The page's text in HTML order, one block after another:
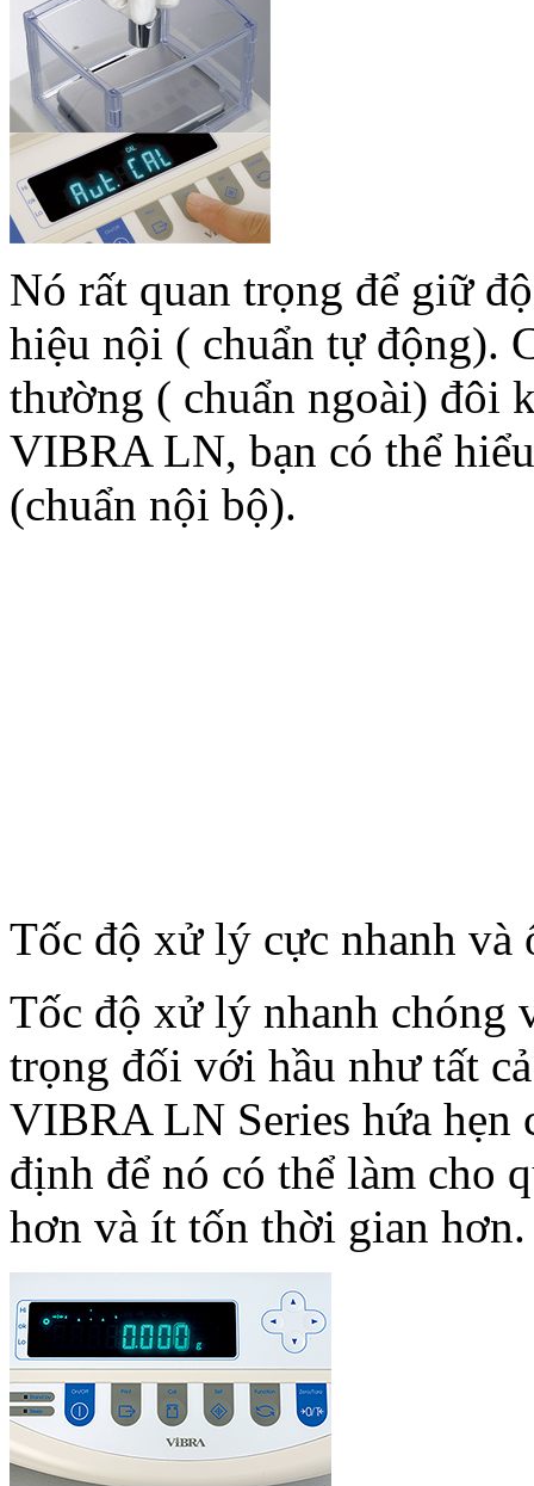
Nó rất quan trọng để giữ
hiệu nội ( chuẩn tự động).
thường ( chuẩn ngoài) đôi
VIBRA LN, bạn có thể
(chuẩn nội bộ).
Tốc độ xử lý cực nhanh và
Tốc độ xử lý nhanh chóng
trọng đối với hầu như tất
VIBRA LN Series hứa hẹn
định để nó có thể làm cho
hơn và ít tốn thời gian hơn.